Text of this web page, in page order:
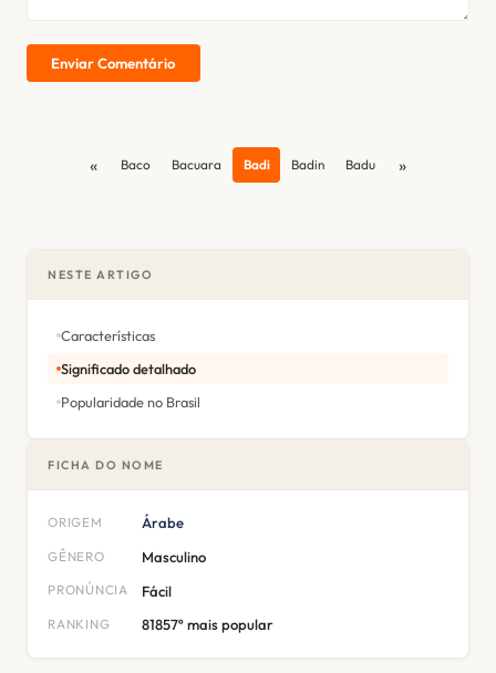
Enviar Comentário
« Baco Bacuara Badi Badin Badu »
NESTE ARTIGO
Características
Significado detalhado
Popularidade no Brasil
FICHA DO NOME
ORIGEM Árabe
GÊNERO Masculino
PRONÚNCIA Fácil
RANKING 81857º mais popular